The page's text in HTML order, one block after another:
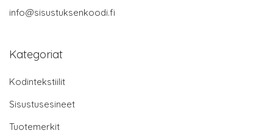
info@sisustuksenkoodi.fi
Kategoriat
Kodintekstiilit
Sisustusesineet
Tuotemerkit